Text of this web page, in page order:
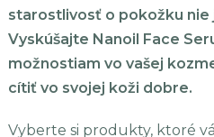
starostlivosť o pokožku nie
Vyskúšajte Nanoil Face
možnostiam vo vašej
cítiť vo svojej koži dobre.
Vyberte si produkty, ktoré